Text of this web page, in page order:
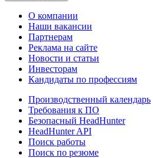
О компании
Наши вакансии
Партнерам
Реклама на сайте
Новости и статьи
Инвесторам
Кандидаты по профессиям
Производственный календарь
Требования к ПО
Безопасный HeadHunter
HeadHunter API
Поиск работы
Поиск по резюме